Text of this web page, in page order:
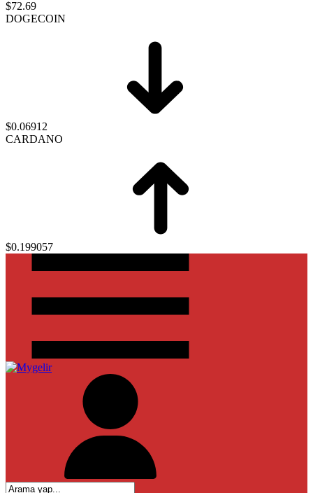
$72.69
DOGECOIN
$0.06912
CARDANO
$0.199057